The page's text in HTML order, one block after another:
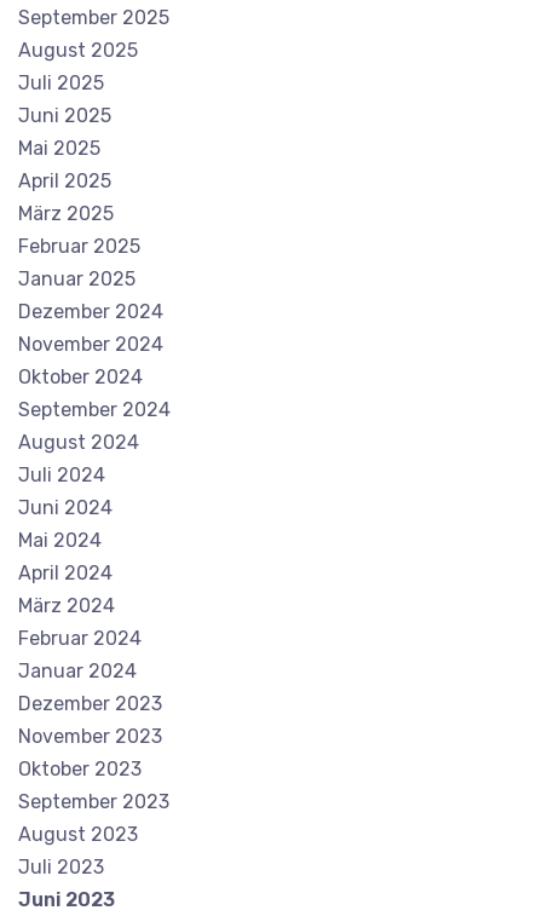
September 2025
August 2025
Juli 2025
Juni 2025
Mai 2025
April 2025
März 2025
Februar 2025
Januar 2025
Dezember 2024
November 2024
Oktober 2024
September 2024
August 2024
Juli 2024
Juni 2024
Mai 2024
April 2024
März 2024
Februar 2024
Januar 2024
Dezember 2023
November 2023
Oktober 2023
September 2023
August 2023
Juli 2023
Juni 2023